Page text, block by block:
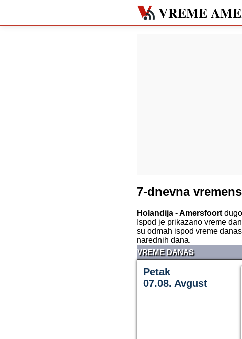
VREME
7-dnevna
Holandija - Amersfoort
Ispod je prikazano vreme
su odmah ispod vreme
narednih dana.
VREME DANAS
Petak
07.08. Avgust